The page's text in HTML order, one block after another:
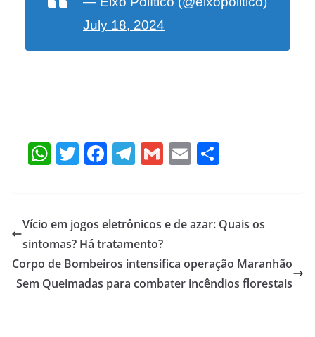
July 18, 2024
W
s
A
p
p
T
er
F
b
o
o
k
T
gr
a
m
G
l
E
l e
Vício em jogos eletrônicos e de azar: Quais os
sintomas? Há tratamento?
Corpo de Bombeiros intensifica operação Maranhão
Sem Queimadas para combater incêndios florestais